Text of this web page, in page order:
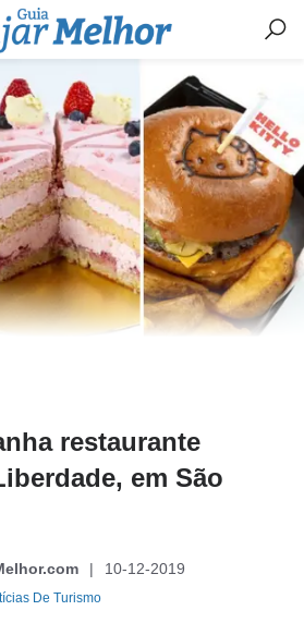
restaurante
em São
10-12-2019
De Turismo